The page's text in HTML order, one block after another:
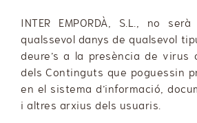
INTER EMPORDÀ, S.L., no
qualssevol danys de qualsevol
deure’s a la presència de virus
dels Continguts que poguessin
en el sistema d’informació,
i altres arxius dels usuaris.